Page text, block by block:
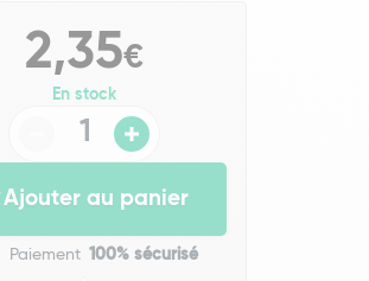
2,35€
En stock
Ajouter au panier
Paiement 100% sécurisé